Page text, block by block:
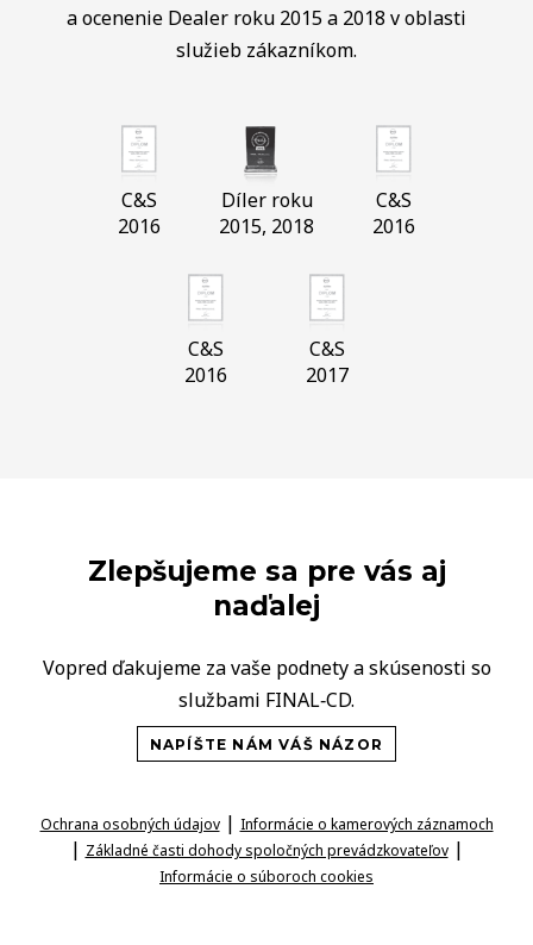
a ocenenie Dealer roku 2015 a 2018 v oblasti
služieb zákazníkom.
C&S
2016
Díler roku
2015, 2018
C&S
2016
C&S
2016
C&S
2017
Zlepšujeme sa pre vás aj
naďalej
Vopred ďakujeme za vaše podnety a skúsenosti so
službami FINAL‑CD.
NAPÍŠTE NÁM VÁŠ NÁZOR
Ochrana osobných údajov| Informácie o kamerových záznamoch
| Základné časti dohody spoločných prevádzkovateľov|
Informácie o súboroch cookies